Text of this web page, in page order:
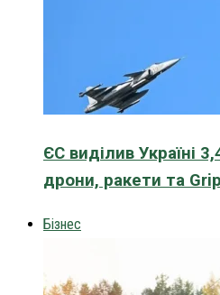
ЄС виділив Україні
дрони, ракети та
Бізнес